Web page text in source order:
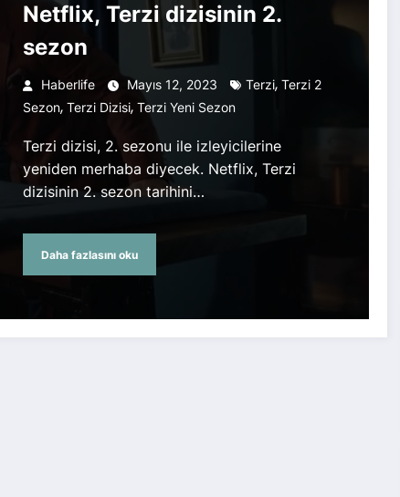
Netflix, Terzi dizisinin 2.
sezon
Haberlife Mayıs 12, 2023 Terzi, Terzi 2
Sezon, Terzi Dizisi, Terzi Yeni Sezon
Terzi dizisi, 2. sezonu ile izleyicilerine
yeniden merhaba diyecek. Netflix, Terzi
dizisinin 2. sezon tarihini…
Daha fazlasını oku